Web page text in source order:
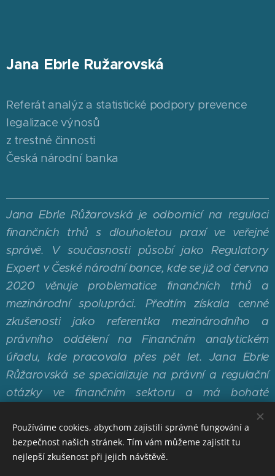
Jana Ebrle Ružarovská
Referát analýz a statistické podpory prevence
legalizace výnosů
z trestné činnosti
Česká národní banka
Jana Ebrle Růžarovská je odbornicí na regulaci
finančních trhů s dlouholetou praxí ve veřejné
správě. V současnosti působí jako Regulatory
Expert v České národní bance, kde se již od června
2020 věnuje problematice finančních trhů a
mezinárodní spolupráci. Předtím získala cenné
zkušenosti jako referentka mezinárodního a
právního oddělení na Finančním analytickém
úřadu, kde pracovala přes pět let. Jana Ebrle
Růžarovská se specializuje na právní a regulační
otázky ve finančním sektoru a má bohaté
zkušenosti s mezinárodními projekty a spoluprací.
Používáme cookies, abychom zajistili správné fungování a
bezpečnost našich stránek. Tím vám můžeme zajistit tu
nejlepší zkušenost při jejich návštěvě.